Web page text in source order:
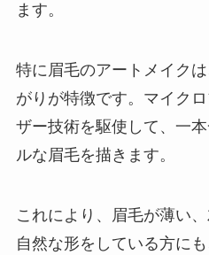
ます。
特に眉毛のアートメイク
がりが特徴です。マイク
ザー技術を駆使して、一
ルな眉毛を描きます。
これにより、眉毛が薄い
自然な形をしている方に